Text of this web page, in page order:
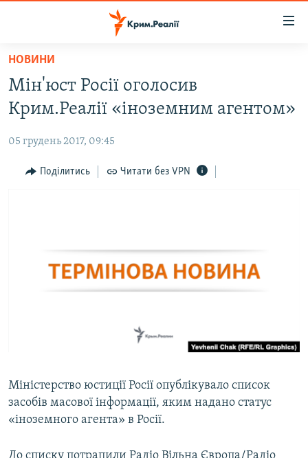
Перейти
основного
матеріалу
Перейти
до
навігації
НОВИНИ
ВІДЕО ТА ФОТО
ПОЛІТИКА
БЛОГИ
СПЕЦПРОЕКТИ
ІНФОГРАФІКА
ЯК ОБІЙТИ БЛОКУВАННЯ
ДОЛУЧАЙСЯ!
НОВИНИ
Мін'юст Росії оголосив
Крим.Реалії «іноземним агентом»
05 грудень 2017, 09:45
Поділитись Читати без VPN
Міністерство юстиції Росії опублікувало список
засобів масової інформації, яким надано статус
«іноземного агента» в Росії.